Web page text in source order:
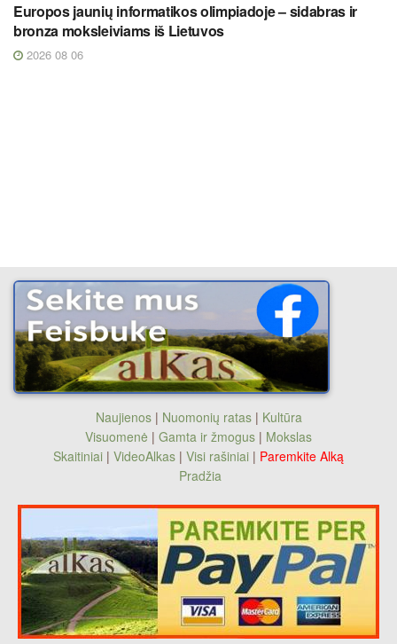
Europos jaunių informatikos olimpiadoje – sidabras ir
bronza moksleiviams iš Lietuvos
2026 08 06
Naujienos| Nuomonių ratas| Kultūra
Visuomenė | Gamta ir žmogus | Mokslas
Skaitiniai | VideoAlkas | Visi rašiniai | Paremkite Alką
Pradžia